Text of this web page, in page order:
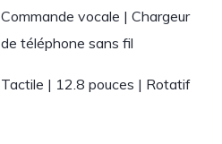
Commande vocale | Chargeur
de téléphone sans fil
Tactile | 12.8 pouces | Rotatif